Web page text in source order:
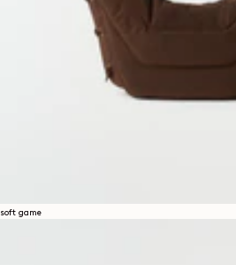
soft game